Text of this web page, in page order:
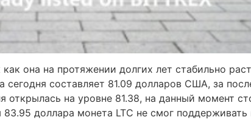
она на протяжении долгих лет стабильно
сегодня составляет 81.09 долларов США, за
на уровне 81.38, на данный момент
доллара монета LTC не смог